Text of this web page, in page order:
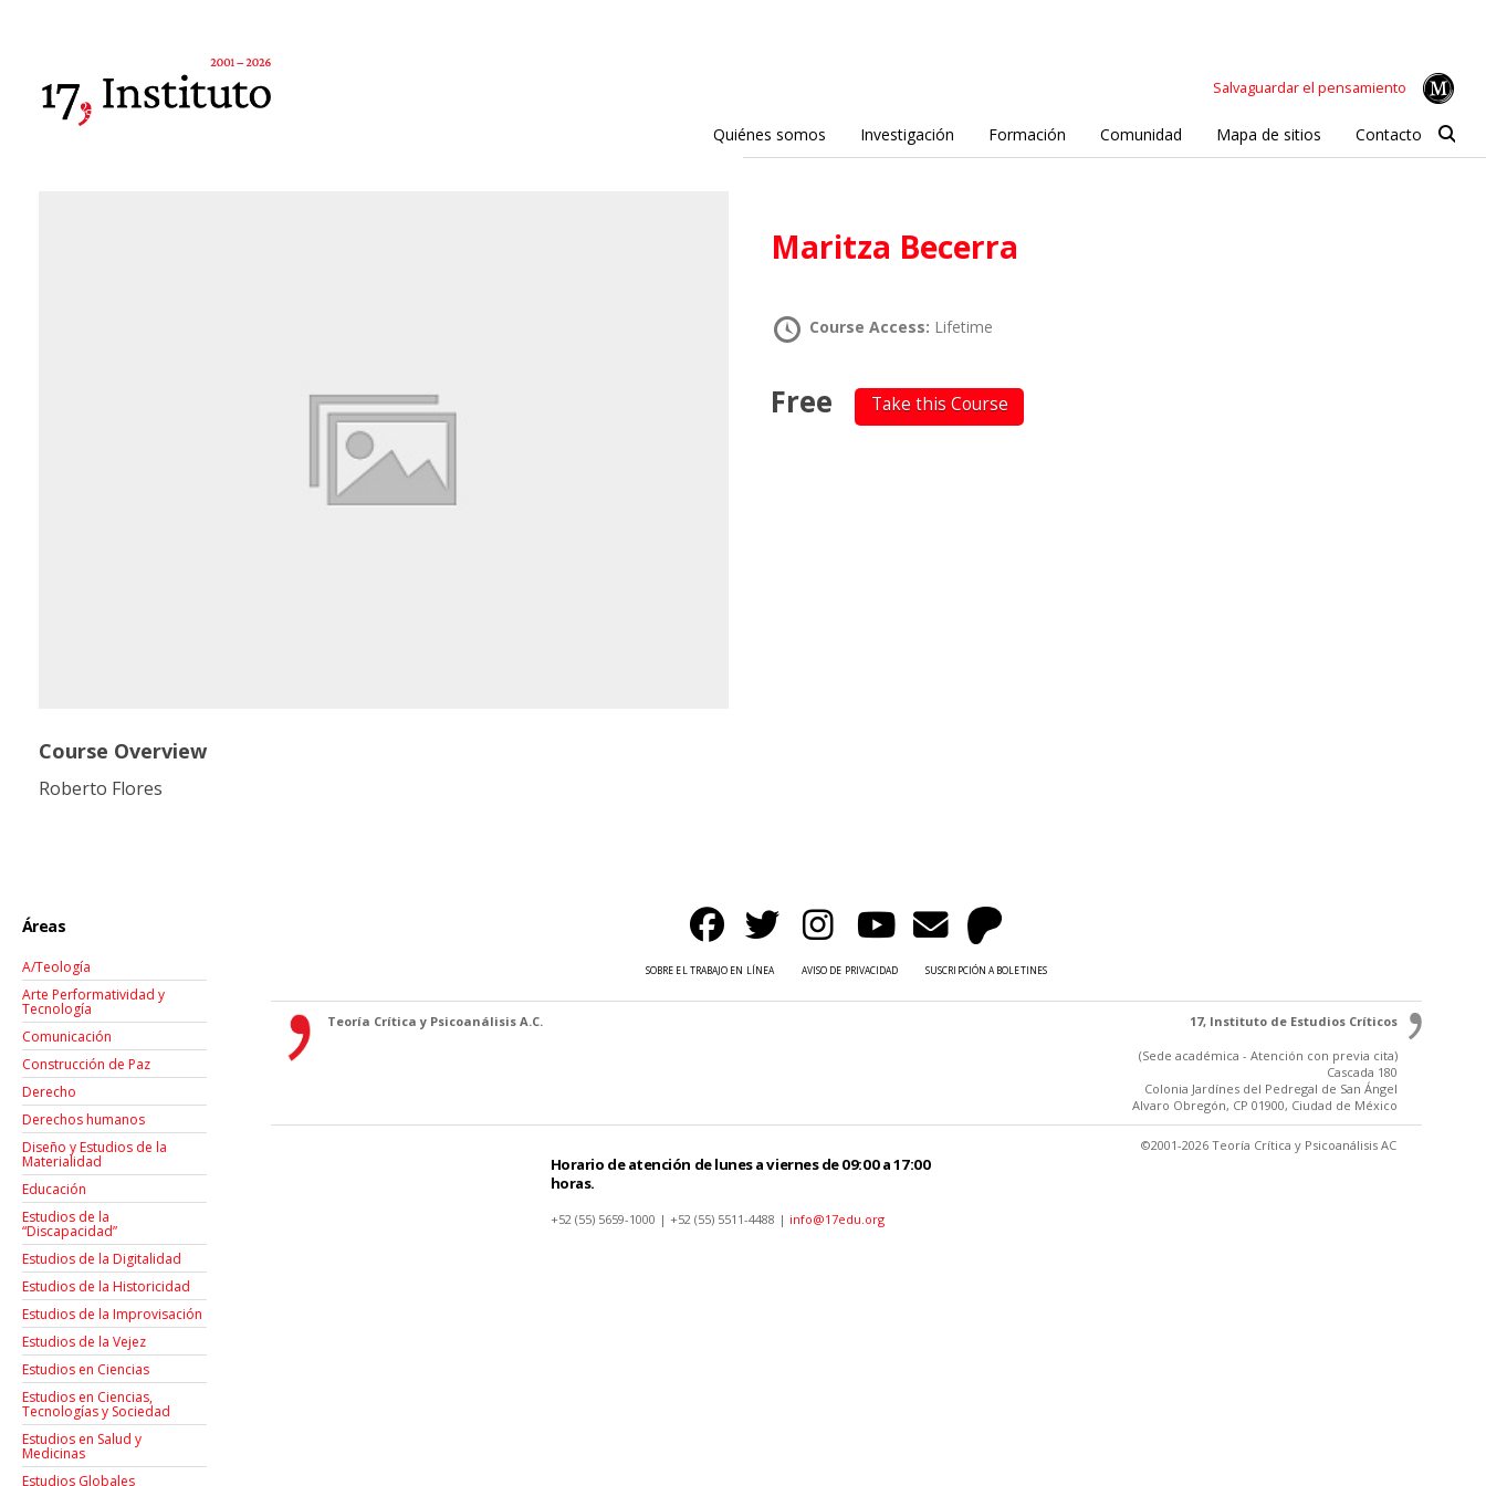
Salvaguardar el pensamiento
Quiénes somos Investigación Formación Comunidad Mapa de sitios Contacto
Maritza Becerra
Course Access: Lifetime
Free Take this Course
Course Overview
Roberto Flores
Áreas
A/Teología
Arte Performatividad y
Tecnología
Comunicación
Construcción de Paz
Derecho
Derechos humanos
Diseño y Estudios de la
Materialidad
Educación
Estudios de la
“Discapacidad”
Estudios de la Digitalidad
Estudios de la Historicidad
Estudios de la Improvisación
Estudios de la Vejez
Estudios en Ciencias
Estudios en Ciencias,
Tecnologías y Sociedad
Estudios en Salud y
Medicinas
Estudios Globales
SOBRE EL TRABAJO EN LÍNEA AVISO DE PRIVACIDAD SUSCRIPCIÓN A BOLETINES
Teoría Crítica y Psicoanálisis A.C. 17, Instituto de Estudios Críticos
(Sede académica - Atención con previa cita)
Cascada 180
Colonia Jardínes del Pedregal de San Ángel
Alvaro Obregón, CP 01900, Ciudad de México
Horario de atención de lunes a viernes de 09:00 a 17:00
horas.
+52 (55) 5659-1000 | +52 (55) 5511-4488 | info@17edu.org
©2001-2026 Teoría Crítica y Psicoanálisis AC